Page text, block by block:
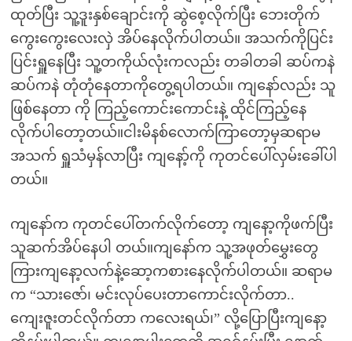
ထုတ်ပြီး သူ့ဒူးနှစ်ချောင်းကို ဆွဲစေ့လိုက်ပြီး ဘေးတိုက်
ကွေးကွေးလေးလှဲ အိပ်နေလိုက်ပါတယ်။ အသက်ကိုပြင်း
ပြင်းရှူနေပြီး သူ့တကိုယ်လုံးကလည်း တခါတခါ ဆပ်ကနဲ
ဆပ်ကနဲ တုံတုံနေတာကိုတွေ့ရပါတယ်။ ကျနော်လည်း သူ
ဖြစ်နေတာ ကို ကြည့်ကောင်းကောင်းနဲ့ ထိုင်ကြည့်နေ
လိုက်ပါတော့တယ်။ငါးမိနစ်လောက်ကြာတော့မှဆရာမ
အသက် ရှူသံမှန်လာပြီး ကျနော့်ကို ကုတင်ပေါ်လှမ်းခေါ်ပါ
တယ်။
ကျနော်က ကုတင်ပေါ်တက်လိုက်တော့ ကျနော့ကိုဖက်ပြီး
သူဆက်အိပ်နေပါ တယ်။ကျနော်က သူ့အဖုတ်မွှေးတွေ
ကြားကျနော့လက်နဲ့ဆော့ကစားနေလိုက်ပါတယ်။ ဆရာမ
က “သားဇော်၊ မင်းလုပ်ပေးတာကောင်းလိုက်တာ..
ကျေးဇူးတင်လိုက်တာ ကလေးရယ်၊” လို့ပြောပြီးကျနော့